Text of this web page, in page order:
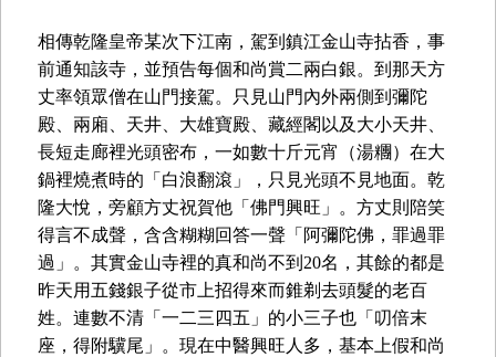
相傳乾隆皇帝某次下江南，駕到鎮江金山寺拈香，事
前通知該寺，並預告每個和尚賞二兩白銀。到那天方
丈率領眾僧在山門接駕。只見山門內外兩側到彌陀
殿、兩廂、天井、大雄寶殿、藏經閣以及大小天井、
長短走廊裡光頭密布，一如數十斤元宵（湯糰）在大
鍋裡燒煮時的「白浪翻滾」，只見光頭不見地面。乾
隆大悅，旁顧方丈祝賀他「佛門興旺」。方丈則陪笑
得言不成聲，含含糊糊回答一聲「阿彌陀佛，罪過罪
過」。其實金山寺裡的真和尚不到20名，其餘的都是
昨天用五錢銀子從市上招得來而錐剃去頭髮的老百
姓。連數不清「一二三四五」的小三子也「叨倍末
座，得附驥尾」。現在中醫興旺人多，基本上假和尚